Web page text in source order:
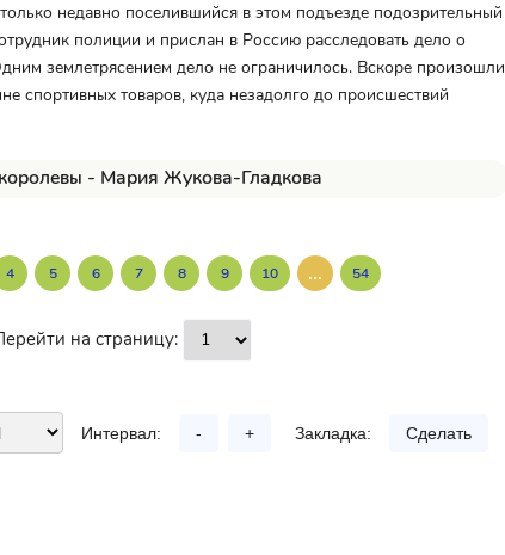
недавно поселившийся в этом подъезде подозрительный
полиции и прислан в Россию расследовать дело о
землетрясением дело не ограничилось. Вскоре произошли
спортивных товаров, куда незадолго до происшествий
- Мария Жукова-Гладкова
4 5 6 7 8 9 10 ... 54
на страницу:
Интервал: - + Закладка: Сделать